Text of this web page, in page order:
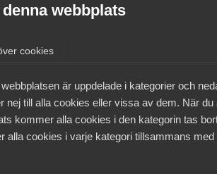
webbplats
cookies
är uppdelade i kategorier och
nej till alla cookies eller vissa av dem. När
kommer alla cookies i den kategorin tas
alla cookies i varje kategori tillsammans med